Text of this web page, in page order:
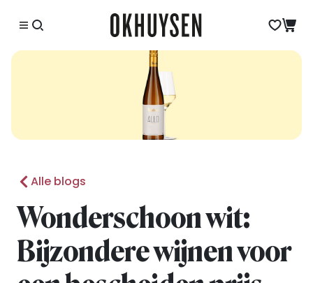
Alle blogs
Wonderschoon wit:
Bijzondere wijnen voor